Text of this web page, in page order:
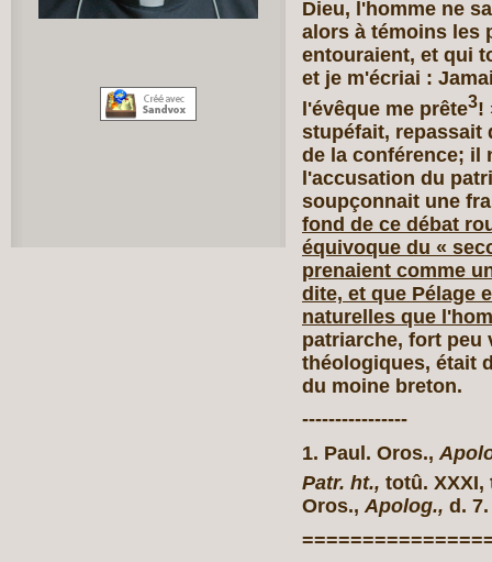
Dieu, l'homme ne
alors à témoins les
entouraient, et qui
et je m'écriai :
l'évêque me prête3!
stupéfait, repassait
de la conférence; il
l'accusation du
soupçonnait une
fond de ce débat
équivoque du «
prenaient comme
dite, et que Pélage
naturelles que
patriarche, fort peu
théologiques, était
du moine breton.
----------------
1. Paul. Oros.,
Patr. ht., totû.
Oros., Apolog., d. 7.